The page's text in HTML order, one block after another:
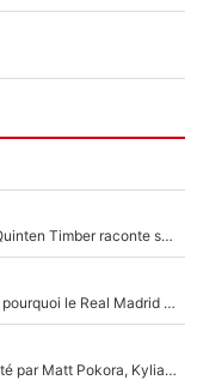
En plein cauchemar après son transfert à l'OM, Quinten Timber raconte ses doutes après sa signature à Marseille
Yan Diomandé était trop cher pour le PSG : Voilà pourquoi le Real Madrid a accepté de payer la somme record de 140M€ pour boucler son transfert !
De l'équipe de France à The Voice Kids : Contacté par Matt Pokora, Kylian Mbappé a accepté de jouer un rôle inédit sur TF1 !